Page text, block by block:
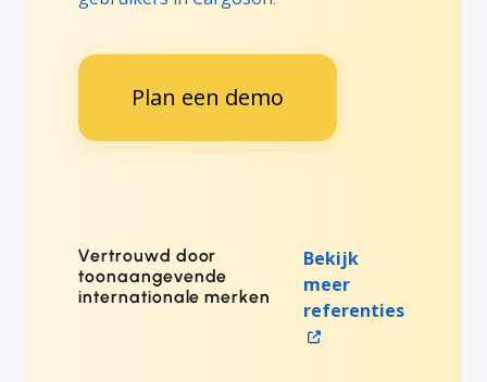
Plan een demo
Vertrouwd door
toonaangevende
internationale merken
Bekijk
meer
referenties